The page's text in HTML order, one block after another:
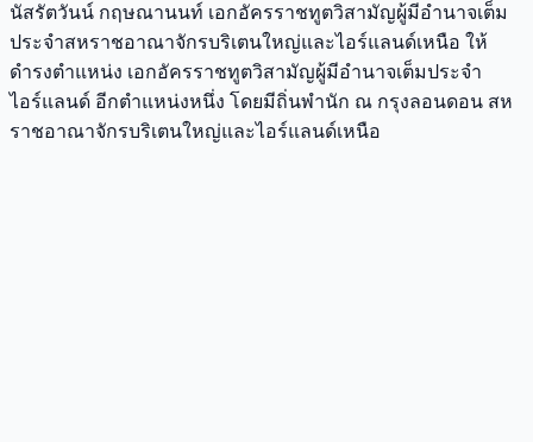
นัสรัตวันน์ กฤษณานนท์ เอกอัครราชทูตวิสามัญผู้มีอำนาจเต็ม
ประจำสหราชอาณาจักรบริเตนใหญ่และไอร์แลนด์เหนือ ให้
ดำรงตำแหน่ง เอกอัครราชทูตวิสามัญผู้มีอำนาจเต็มประจำ
ไอร์แลนด์ อีกตำแหน่งหนึ่ง โดยมีถิ่นพำนัก ณ กรุงลอนดอน สห
ราชอาณาจักรบริเตนใหญ่และไอร์แลนด์เหนือ